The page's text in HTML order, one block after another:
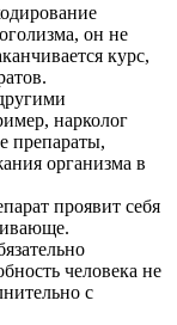
он не
курс,
нарколог
препараты,
организма в
проявит себя
человека не
с